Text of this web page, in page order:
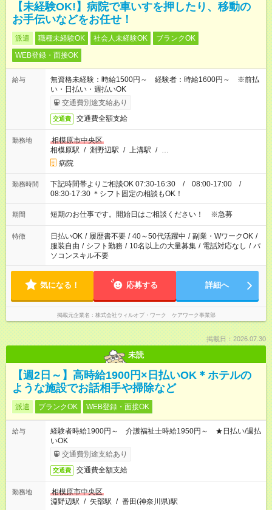
【未経験OK!】病院で車いすを押したり、移動の
お手伝いなどをお任せ！
派遣 職種未経験OK 社会人未経験OK
ブランクOK
WEB登録・面接OK
給与
無資格未経験：時給1500円～ 経験者：時給1600円～ ※前払
い・日払い・週払いOK
交通費別途支給あり
交通費 交通費全額支給
勤務地
相模原市中央区
相模原駅 / 淵野辺駅 / 上溝駅 / …
病院
勤務時間
下記時間帯よりご相談OK 07:30-16:30 / 08:00-17:00 /
08:30-17:30 ＊シフト固定の相談もOK！
期間 短期のお仕事です。開始日はご相談ください！ ※急募
特徴 日払いOK / 履歴書不要 / 40～50代活躍中 / 副業・WワークOK /
服装自由 / シフト勤務 / 10名以上の大量募集 / 電話対応なし / パ
ソコンスキル不要
気になる！ 応募する 詳細へ
掲載元企業名 株式会社ウィルオブ・ワーク ケアワーク事業部
掲載日：2026.07.30
未読
【週2日～】高時給1900円×日払いOK＊ホテルの
ような施設でお話相手や掃除など
派遣 ブランクOK WEB登録・面接OK
給与
経験者時給1900円～ 介護福祉士時給1950円～ ★日払い/週払
いOK
交通費別途支給あり
交通費 交通費全額支給
勤務地
相模原市中央区
淵野辺駅 / 矢部駅 / 番田(神奈川県)駅